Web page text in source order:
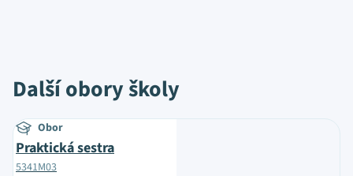
Další obory školy
Obor
Praktická sestra
5341M03